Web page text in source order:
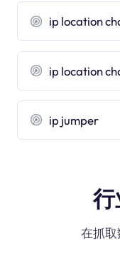
ip location
ip location
ip jumper
在抓